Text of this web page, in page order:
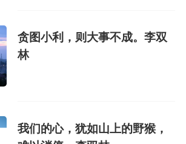
贪图小利，则大事不成。李双
林
我们的心，犹如山上的野猴，